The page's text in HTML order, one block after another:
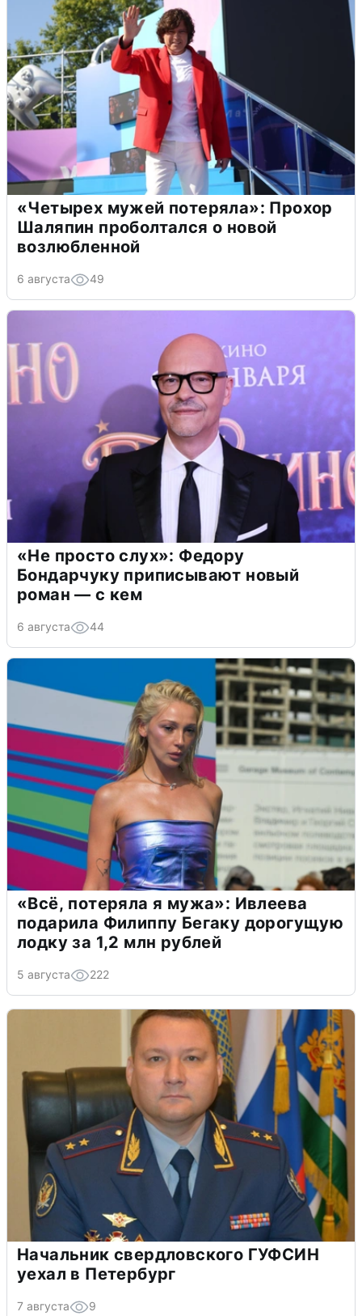
«Четырех мужей потеряла»: Прохор
Шаляпин проболтался о новой
возлюбленной
6 августа 49
«Не просто слух»: Федору
Бондарчуку приписывают новый
роман — с кем
6 августа 44
«Всё, потеряла я мужа»: Ивлеева
подарила Филиппу Бегаку дорогущую
лодку за 1,2 млн рублей
5 августа 222
Начальник свердловского ГУФСИН
уехал в Петербург
7 августа 9